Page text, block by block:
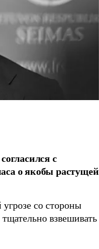
с
о якобы растущей
со стороны
взвешивать